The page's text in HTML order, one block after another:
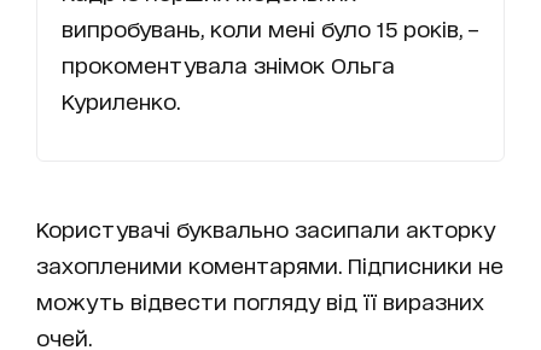
випробувань, коли мені було 15 років, –
прокоментувала знімок Ольга
Куриленко.
Користувачі буквально засипали акторку
захопленими коментарями. Підписники не
можуть відвести погляду від її виразних
очей.